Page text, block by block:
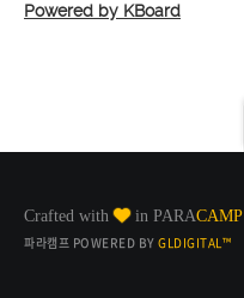
Powered by KBoard
Crafted with in PARACAMP
파라캠프 POWERED BY GLDIGITAL™